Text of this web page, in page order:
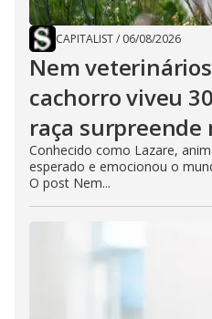
CAPITALIST/ 06/08/2026
Nem
cachorro viveu
raça
Conhecido como Lazare,
esperado e emocionou o
O post Nem...